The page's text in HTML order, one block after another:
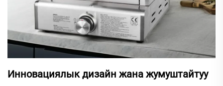
Инновациялык дизайн жана жумуштайтуу